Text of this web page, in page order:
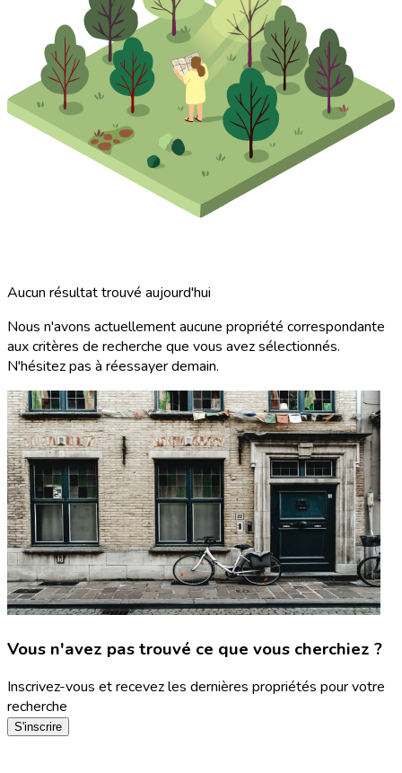
Aucun résultat trouvé aujourd'hui
Nous n'avons actuellement aucune propriété correspondante
aux critères de recherche que vous avez sélectionnés.
N'hésitez pas à réessayer demain.
Vous n'avez pas trouvé ce que vous cherchiez ?
Inscrivez-vous et recevez les dernières propriétés pour votre
recherche
S'inscrire